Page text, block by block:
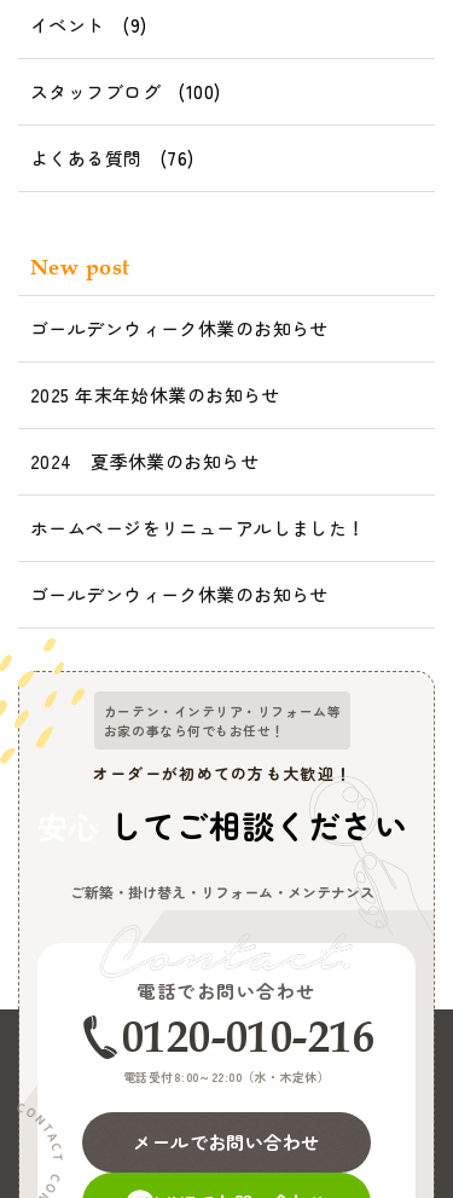
イベント (9)
スタッフブログ (100)
よくある質問 (76)
New post
ゴールデンウィーク休業のお知らせ
2025 年末年始休業のお知らせ
2024 夏季休業のお知らせ
ホームページをリニューアルしました！
ゴールデンウィーク休業のお知らせ
カーテン・インテリア・リフォーム等
お家の事なら何でもお任せ！
オーダーが初めての方も大歓迎！
してご相談ください
ご新築・掛け替え・リフォーム・メンテナンス
電話でお問い合わせ
0120-010-216
電話受付8:00～22:00（水・木定休）
メールでお問い合わせ